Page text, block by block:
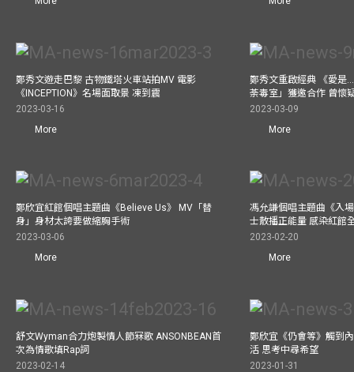
鄭秀文遊走巴黎 古物鐵塔火車站拍MV 電影
《INCEPTION》名場面取景 凍到震
2023-03-16
More
鄭秀文重啟經典 《愛是
荼毒室」獲邀合作 曾懷
2023-03-09
More
鄭欣宜紅館個唱主題曲《Believe Us》 MV「替
身」身材太誇要做縮胸手術
2023-03-06
More
馮允謙個唱主題曲《入
士散播正能量 感染紅館
2023-02-20
More
舒文Wyman合力炮製情人節冧歌 ANSONBEAN首
次為情歌填Rap詞
2023-02-14
鄭欣宜《仍會等》觸到
活 思考中尋希望
2023-01-31